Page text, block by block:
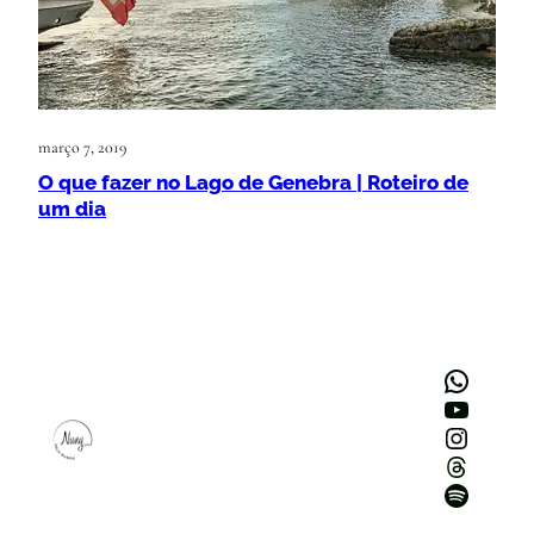
março 7, 2019
O que fazer no Lago de Genebra | Roteiro de
um dia
WhatsApp
Youtube
Instagram
Threads
Spotify